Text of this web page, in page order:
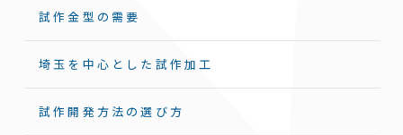
試作金型の需要
埼玉を中心とした試作加工
試作開発方法の選び方